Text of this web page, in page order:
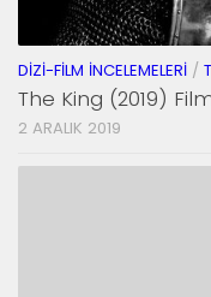
DIZI-FILM İNCELEMELERI /
The King (2019)
2 ARALIK 2019